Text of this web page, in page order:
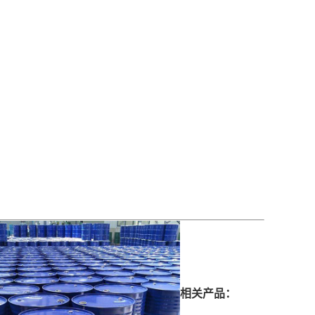
相关产品：